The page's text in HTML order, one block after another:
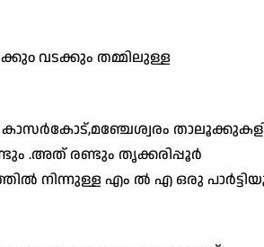
വടക്കും തമ്മിലുള്ള
.അത് രണ്ടും തൃക്കരിപ്പൂർ
നിന്നുള്ള എം ൽ എ ഒരു